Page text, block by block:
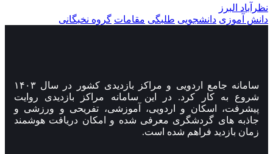
نظرآباد البرز
دانش آموزی دانشجویی طلبگی مقامات گروه نخبگانی
سامانه جامع اردویی و مراکز بازدیدی کشور در سال ۱۴۰۳
شروع به کار کرد. در این سامانه مراکز بازدیدی روایت
پیشرفت، اسکان و اردویی، آموزشی، تفریحی و ورزشی و
جاذبه های گردشگری معرفی شده و امکان دریافت هوشمند
زمان بازدید فراهم شده است.